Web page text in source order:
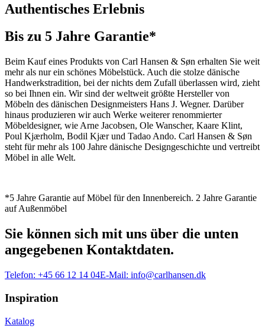
Authentisches Erlebnis
Bis zu 5 Jahre Garantie*
Beim Kauf eines Produkts von Carl Hansen & Søn erhalten Sie weit
mehr als nur ein schönes Möbelstück. Auch die stolze dänische
Handwerkstradition, bei der nichts dem Zufall überlassen wird, zieht
so bei Ihnen ein. Wir sind der weltweit größte Hersteller von
Möbeln des dänischen Designmeisters Hans J. Wegner. Darüber
hinaus produzieren wir auch Werke weiterer renommierter
Möbeldesigner, wie Arne Jacobsen, Ole Wanscher, Kaare Klint,
Poul Kjærholm, Bodil Kjær und Tadao Ando. Carl Hansen & Søn
steht für mehr als 100 Jahre dänische Designgeschichte und vertreibt
Möbel in alle Welt.
*5 Jahre Garantie auf Möbel für den Innenbereich. 2 Jahre Garantie
auf Außenmöbel
Sie können sich mit uns über die unten
angegebenen Kontaktdaten.
Telefon: +45 66 12 14 04E-Mail: info@carlhansen.dk
Inspiration
Katalog